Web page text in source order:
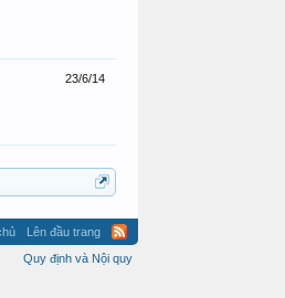
23/6/14
Lên đầu trang
Quy định và Nội quy